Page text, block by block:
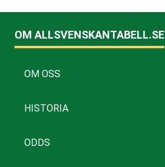
OM ALLSVENSKANTABELL.SE
OM OSS
HISTORIA
ODDS